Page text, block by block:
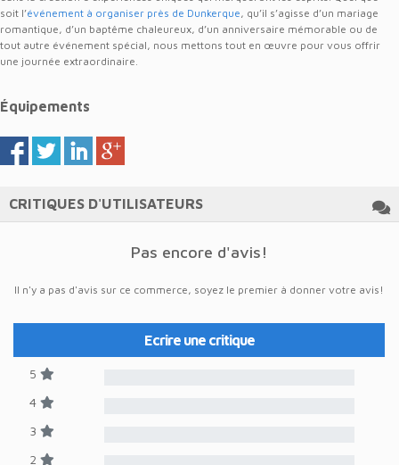
soit l’événement à organiser près de Dunkerque, qu’il s’agisse d’un mariage
romantique, d’un baptême chaleureux, d’un anniversaire mémorable ou de
tout autre événement spécial, nous mettons tout en œuvre pour vous offrir
une journée extraordinaire.
Équipements
CRITIQUES D'UTILISATEURS
Pas encore d'avis!
Il n'y a pas d'avis sur ce commerce, soyez le premier à donner votre avis!
Ecrire une critique
5
4
3
2